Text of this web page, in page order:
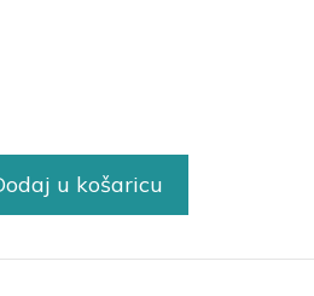
u košaricu